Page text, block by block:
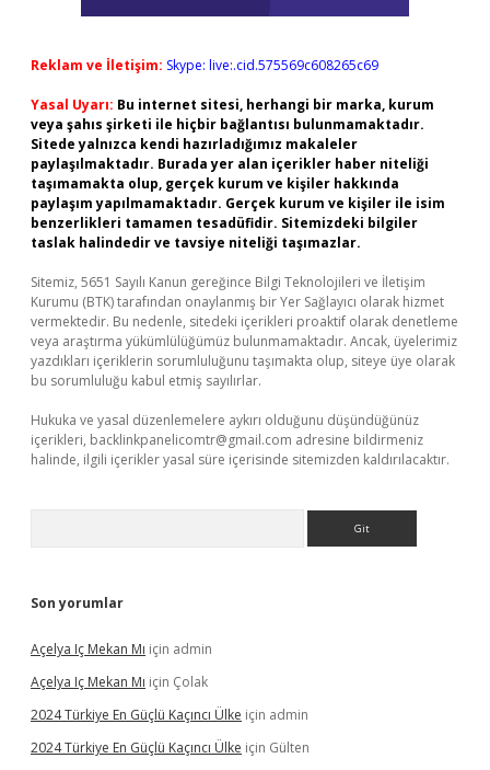
Reklam ve İletişim: Skype: live:.cid.575569c608265c69
Yasal Uyarı: Bu internet sitesi, herhangi bir marka, kurum
veya şahıs şirketi ile hiçbir bağlantısı bulunmamaktadır.
Sitede yalnızca kendi hazırladığımız makaleler
paylaşılmaktadır. Burada yer alan içerikler haber niteliği
taşımamakta olup, gerçek kurum ve kişiler hakkında
paylaşım yapılmamaktadır. Gerçek kurum ve kişiler ile isim
benzerlikleri tamamen tesadüfidir. Sitemizdeki bilgiler
taslak halindedir ve tavsiye niteliği taşımazlar.
Sitemiz, 5651 Sayılı Kanun gereğince Bilgi Teknolojileri ve İletişim
Kurumu (BTK) tarafından onaylanmış bir Yer Sağlayıcı olarak hizmet
vermektedir. Bu nedenle, sitedeki içerikleri proaktif olarak denetleme
veya araştırma yükümlülüğümüz bulunmamaktadır. Ancak, üyelerimiz
yazdıkları içeriklerin sorumluluğunu taşımakta olup, siteye üye olarak
bu sorumluluğu kabul etmiş sayılırlar.
Hukuka ve yasal düzenlemelere aykırı olduğunu düşündüğünüz
içerikleri, backlinkpanelicomtr@gmail.com adresine bildirmeniz
halinde, ilgili içerikler yasal süre içerisinde sitemizden kaldırılacaktır.
Son yorumlar
Açelya Iç Mekan Mı için admin
Açelya Iç Mekan Mı için Çolak
2024 Türkiye En Güçlü Kaçıncı Ülke için admin
2024 Türkiye En Güçlü Kaçıncı Ülke için Gülten